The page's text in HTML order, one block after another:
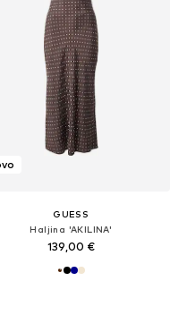
GUESS
Haljina 'AKILINA'
139,00 €